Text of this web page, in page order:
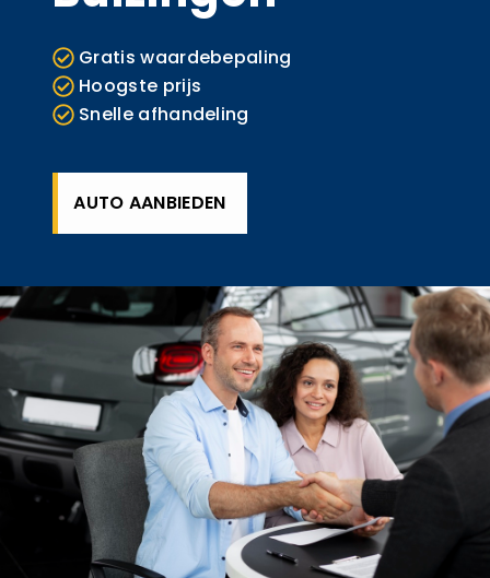
Gratis waardebepaling
Hoogste prijs
Snelle afhandeling
AUTO AANBIEDEN